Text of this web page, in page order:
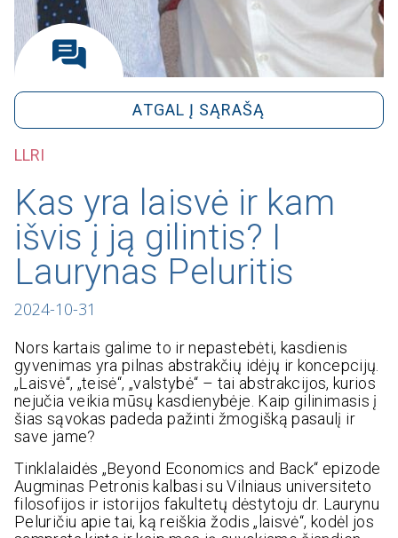
ATGAL Į SĄRAŠĄ
LLRI
Kas yra laisvė ir kam
išvis į ją gilintis? I
Laurynas Peluritis
2024-10-31
Nors kartais galime to ir nepastebėti, kasdienis
gyvenimas yra pilnas abstrakčių idėjų ir koncepcijų.
„Laisvė“, „teisė“, „valstybė“ – tai abstrakcijos, kurios
nejučia veikia mūsų kasdienybėje. Kaip gilinimasis į
šias sąvokas padeda pažinti žmogišką pasaulį ir
save jame?
Tinklalaidės „Beyond Economics and Back“ epizode
Augminas Petronis kalbasi su Vilniaus universiteto
filosofijos ir istorijos fakultetų dėstytoju dr. Laurynu
Peluričiu apie tai, ką reiškia žodis „laisvė“, kodėl jos